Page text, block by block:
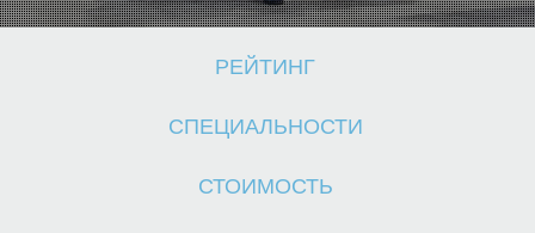
РЕЙТИНГ
СПЕЦИАЛЬНОСТИ
СТОИМОСТЬ